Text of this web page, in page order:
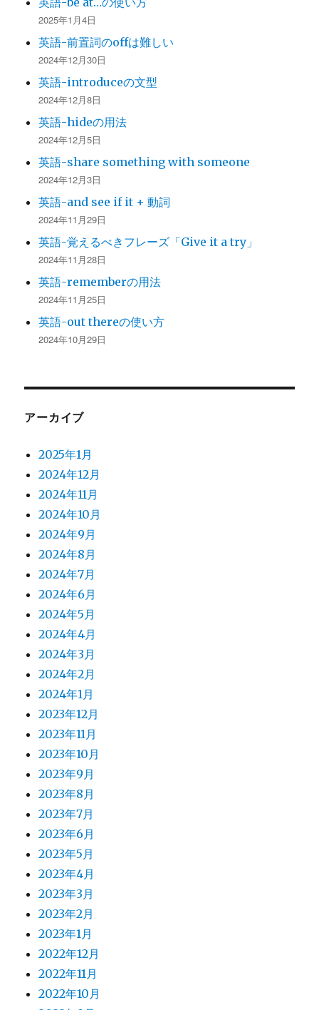
2025年1月4日
英語-前置詞のoffは難しい
2024年12月30日
英語-introduceの文型
2024年12月8日
英語-hideの用法
2024年12月5日
英語-share something with someone
2024年12月3日
英語-and see if it + 動詞
2024年11月29日
英語-覚えるべきフレーズ「Give it a try」
2024年11月28日
英語-rememberの用法
2024年11月25日
英語-out thereの使い方
2024年10月29日
アーカイブ
2025年1月
2024年12月
2024年11月
2024年10月
2024年9月
2024年8月
2024年7月
2024年6月
2024年5月
2024年4月
2024年3月
2024年2月
2024年1月
2023年12月
2023年11月
2023年10月
2023年9月
2023年8月
2023年7月
2023年6月
2023年5月
2023年4月
2023年3月
2023年2月
2023年1月
2022年12月
2022年11月
2022年10月